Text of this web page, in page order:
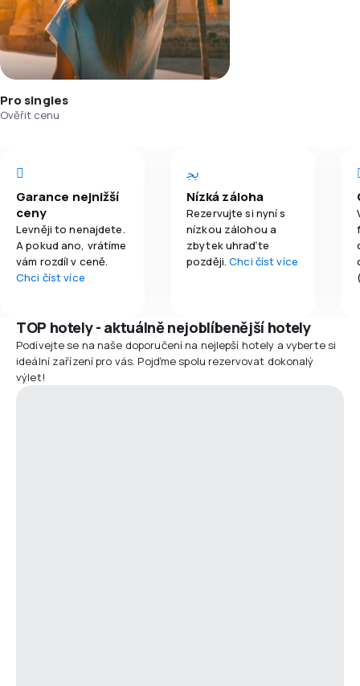
Pro singles
Ověřit cenu
Garance nejnižší
ceny
Levněji to nenajdete.
A pokud ano, vrátíme
vám rozdíl v ceně.
Chci číst více
Nízká záloha
Rezervujte si nyní s
nízkou zálohou a
zbytek uhraďte
později.Chci číst více
TOP hotely - aktuálně nejoblíbenější hotely
Podívejte se na naše doporučení na nejlepší hotely a vyberte si
ideální zařízení pro vás. Pojďme spolu rezervovat dokonalý
výlet!